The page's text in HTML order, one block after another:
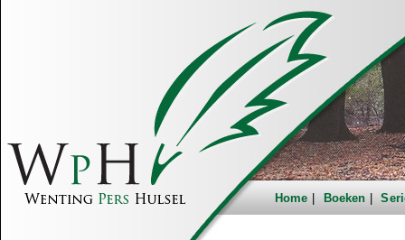
Home Boeken